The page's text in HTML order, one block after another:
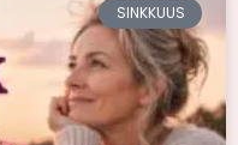
SINKKUUS